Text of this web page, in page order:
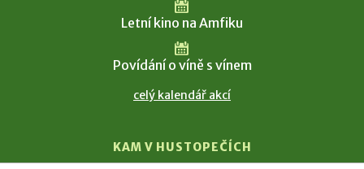
Letní kino na Amfiku
Povídání o víně s vínem
celý kalendář akcí
KAM V HUSTOPEČÍCH